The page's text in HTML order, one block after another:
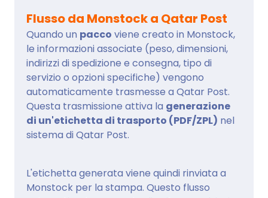
Flusso da Monstock a Qatar Post
Quando un pacco viene creato in Monstock,
le informazioni associate (peso, dimensioni,
indirizzi di spedizione e consegna, tipo di
servizio o opzioni specifiche) vengono
automaticamente trasmesse a Qatar Post.
Questa trasmissione attiva la generazione
di un'etichetta di trasporto (PDF/ZPL) nel
sistema di Qatar Post.
L'etichetta generata viene quindi rinviata a
Monstock per la stampa. Questo flusso